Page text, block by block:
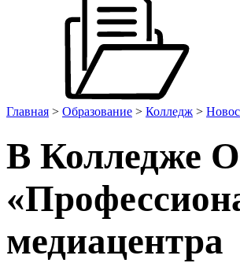
Главная > Образование > Колледж >
В Колледже
медиацентра